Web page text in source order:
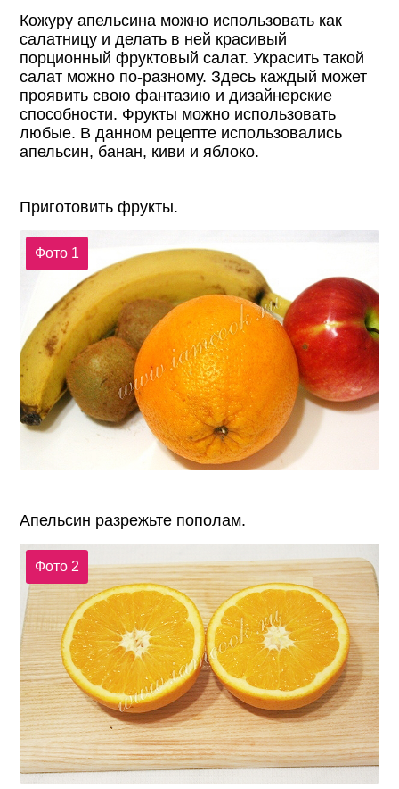
Кожуру апельсина можно использовать как
салатницу и делать в ней красивый
порционный фруктовый салат. Украсить такой
салат можно по-разному. Здесь каждый может
проявить свою фантазию и дизайнерские
способности. Фрукты можно использовать
любые. В данном рецепте использовались
апельсин, банан, киви и яблоко.
Приготовить фрукты.
Фото 1
Апельсин разрежьте пополам.
Фото 2